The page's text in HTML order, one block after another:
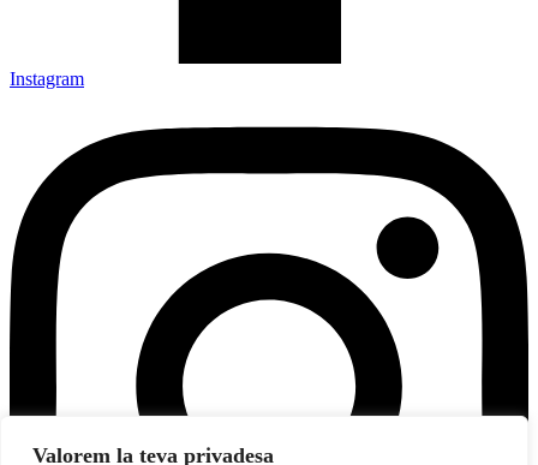
Valorem la teva privadesa
Instagram